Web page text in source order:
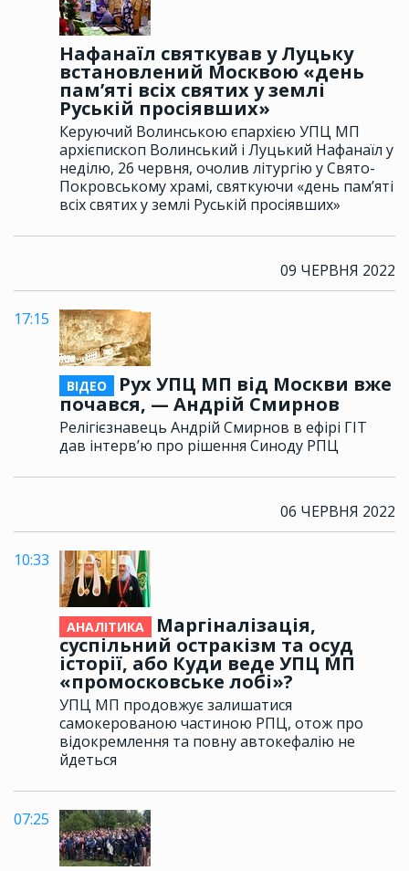
Нафанаїл святкував у Луцьку
встановлений Москвою «день
пам’яті всіх святих у землі
Руській просіявших»
Керуючий Волинською єпархією УПЦ МП
архієпископ Волинський і Луцький Нафанаїл у
неділю, 26 червня, очолив літургію у Свято-
Покровському храмі, святкуючи «день пам’яті
всіх святих у землі Руській просіявших»
09 ЧЕРВНЯ 2022
17:15
ВІДЕО
Рух УПЦ МП від Москви вже
почався, — Андрій Смирнов
Релігієзнавець Андрій Смирнов в ефірі ГІТ
дав інтерв’ю про рішення Синоду РПЦ
06 ЧЕРВНЯ 2022
10:33
АНАЛІТИКА
Маргіналізація,
суспільний остракізм та осуд
історії, або Куди веде УПЦ МП
«промосковське лобі»?
УПЦ МП продовжує залишатися
самокерованою частиною РПЦ, отож про
відокремлення та повну автокефалію не
йдеться
07:25